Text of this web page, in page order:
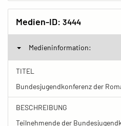
Medien-ID: 3444
Medieninformation:
TITEL
Bundesjugendkonferenz der
BESCHREIBUNG
Teilnehmende der